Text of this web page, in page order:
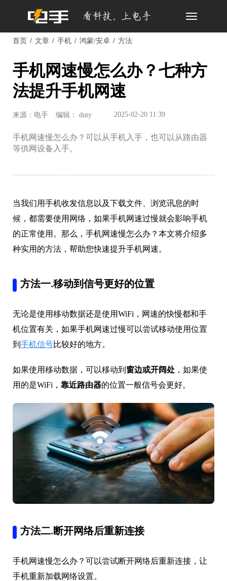
Toggle
首页 文章 手机 鸿蒙/安卓 方法
手机网速慢怎么办？七种方
法提升手机网速
来源：电手 编辑： duty 2025-02-20 11:39
手机网速慢怎么办？可以从手机入手，也可以从路由器
等供网设备入手。
当我们用手机收发信息以及下载文件、浏览讯息的时
候，都需要使用网络，如果手机网速过慢就会影响手机
的正常使用。那么，手机网速慢怎么办？本文将介绍多
种实用的方法，帮助您快速提升手机网速。
方法一.移动到信号更好的位置
无论是使用移动数据还是使用WiFi，网速的快慢都和手
机位置有关，如果手机网速过慢可以尝试移动使用位置
到 手机信号比较好的地方。
如果使用移动数据，可以移动到 窗边或开阔处 ，如果使
用的是WiFi， 靠近路由器的位置一般信号会更好。
方法二.断开网络后重新连接
手机网速慢怎么办？可以尝试断开网络后重新连接，让
手机重新加载网络设置。